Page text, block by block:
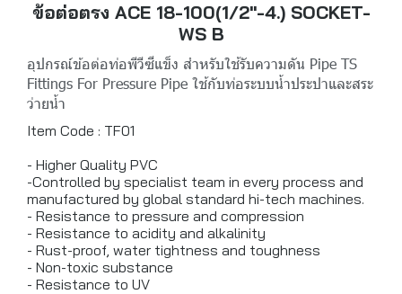
ข้อต่อตรง ACE 18-100(1/2"-4.) SOCKET-
WS B
อุปกรณ์ข้อต่อท่อพีวีซีแข็ง สำหรับใช้รับความดัน Pipe TS
Fittings For Pressure Pipe ใช้กับท่อระบบน้ำประปาและสระ
ว่ายน้ำ
Item Code : TF01
- Higher Quality PVC
-Controlled by specialist team in every process and
manufactured by global standard hi-tech machines.
- Resistance to pressure and compression
- Resistance to acidity and alkalinity
- Rust-proof, water tightness and toughness
- Non-toxic substance
- Resistance to UV